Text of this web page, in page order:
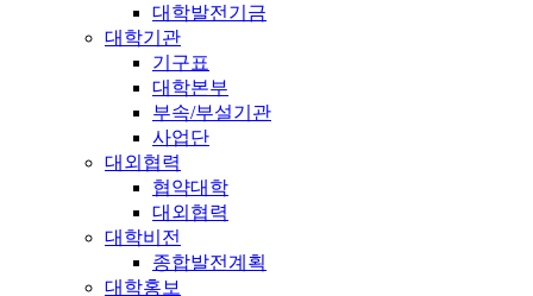
대학발전기금
대학기관
기구표
대학본부
부속/부설기관
사업단
대외협력
협약대학
대외협력
대학비전
종합발전계획
대학홍보